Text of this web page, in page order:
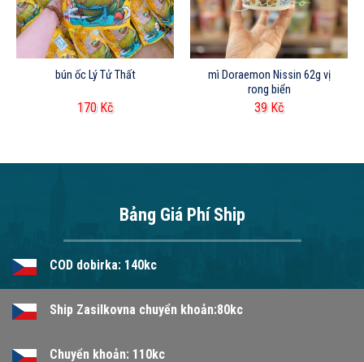
bún ốc Lý Tử Thất
170 Kč
mì Doraemon Nissin 62g vị
rong biển
39 Kč
Bảng Giá Phí Ship
COD dobirka: 140kc
Ship Zasilkovna chuyển khoản:80kc
Chuyển khoản: 110kc